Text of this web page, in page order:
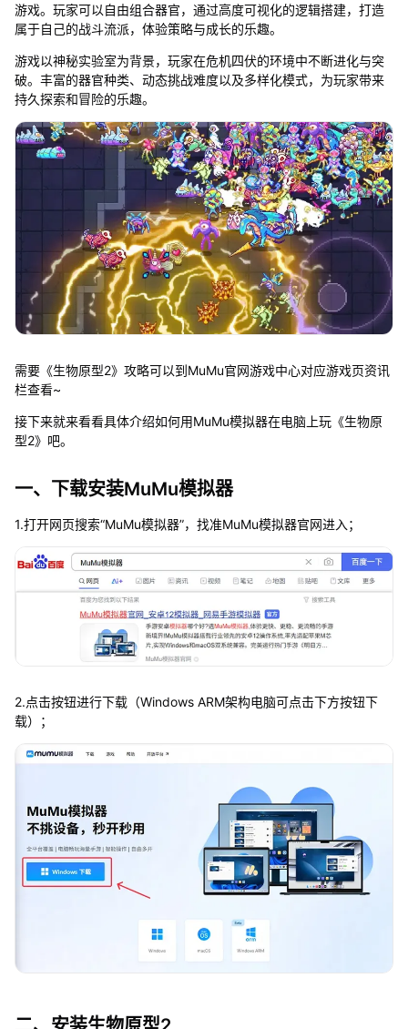
游戏。玩家可以自由组合器官，通过高度可视化的逻辑搭建，打造
属于自己的战斗流派，体验策略与成长的乐趣。
游戏以神秘实验室为背景，玩家在危机四伏的环境中不断进化与突
破。丰富的器官种类、动态挑战难度以及多样化模式，为玩家带来
持久探索和冒险的乐趣。
需要《生物原型2》攻略可以到MuMu官网游戏中心对应游戏页资讯
栏查看~
接下来就来看看具体介绍如何用MuMu模拟器在电脑上玩《生物原
型2》吧。
一、下载安装MuMu模拟器
1.打开网页搜索“MuMu模拟器”，找准MuMu模拟器官网进入；
2.点击按钮进行下载（Windows ARM架构电脑可点击下方按钮下
载）；